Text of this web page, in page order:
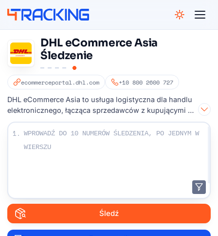
DHL eCommerce Asia
Śledzenie
ecommerceportal.dhl.com +10 800 2600 727
DHL eCommerce Asia to usługa logistyczna dla handlu
elektronicznego, łącząca sprzedawców z kupującymi na
całym świecie
Wpisz swoje numery monitorowania:
1.
Śledź